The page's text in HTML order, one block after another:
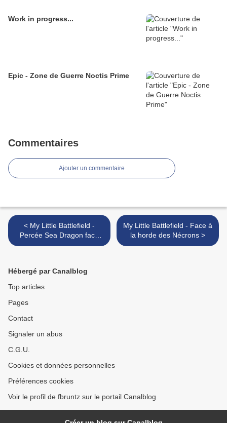
Work in progress...
Epic - Zone de Guerre Noctis Prime
Commentaires
Ajouter un commentaire
< My Little Battlefield -
Percée Sea Dragon face
aux Nécrons
My Little Battlefield - Face à
la horde des Nécrons >
Hébergé par Canalblog
Top articles
Pages
Contact
Signaler un abus
C.G.U.
Cookies et données personnelles
Préférences cookies
Voir le profil de fbruntz sur le portail Canalblog